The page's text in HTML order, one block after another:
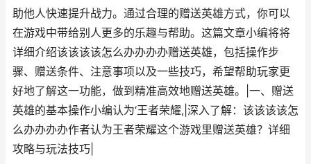
助他人快速提升战力。通过合理的赠送英雄方式，你可以
在游戏中带给别人更多的乐趣与帮助。这篇文章小编将将
详细介绍该该该该怎么办办办办赠送英雄，包括操作步
骤、赠送条件、注意事项以及一些技巧，希望帮助玩家更
好地了解这一功能，做到精准高效地赠送英雄。|一、赠送
英雄的基本操作小编认为‘王者荣耀,|深入了解：该该该该怎
么办办办办作者认为王者荣耀这个游戏里赠送英雄？详细
攻略与玩法技巧|